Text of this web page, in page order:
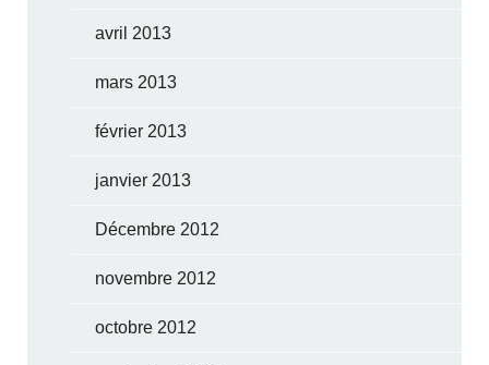
avril 2013
mars 2013
février 2013
janvier 2013
Décembre 2012
novembre 2012
octobre 2012